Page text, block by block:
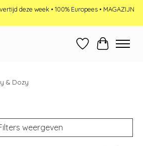
deze week • 100% Europees • MAGAZIJN
Verlanglijst
& Dozy
weergeven